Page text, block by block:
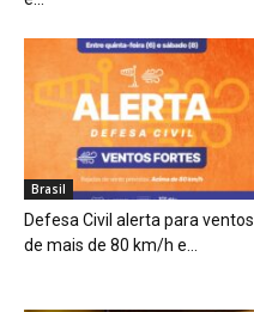
Brasil
Defesa Civil alerta para ventos
de mais de 80 km/h e...